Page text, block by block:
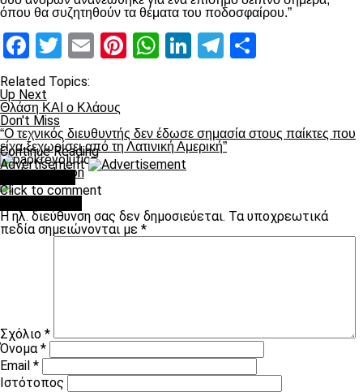
όπου θα συζητηθούν τα θέματα του ποδοσφαίρου.”
Facebook
Twitter
EmailPinterest
WhatsApp
LinkedIn
Telegram
Related Topics:
Up Next
Θλάση ΚΑΙ ο Κλάους
Don't Miss
“Ο τεχνικός διευθυντής δεν έδωσε σημασία στους παίκτες που
είχα ξεχωρίσει από τη Λατινική Αμερική”
paokrevolution
Continue Reading
Advertisement
Click to comment
Η ηλ. διεύθυνση σας δεν δημοσιεύεται. Τα υποχρεωτικά
πεδία σημειώνονται με *
Σχόλιο *
Όνομα*
Email *
Ιστότοπος